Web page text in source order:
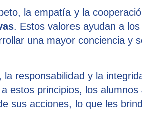
la empatía y la
. Estos valores ayudan a
una mayor conciencia y
responsabilidad y la
estos principios, los alumnos
sus acciones, lo que les